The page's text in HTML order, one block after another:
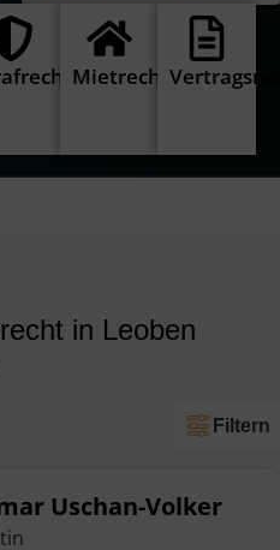
Mietrecht
in Leoben
Filtern
Uschan-Volker